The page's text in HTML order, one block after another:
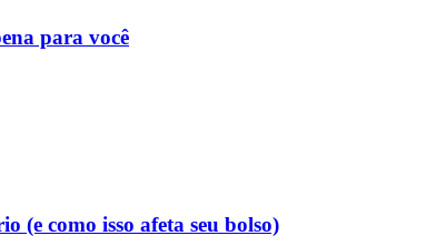
para você
(e como isso afeta seu bolso)